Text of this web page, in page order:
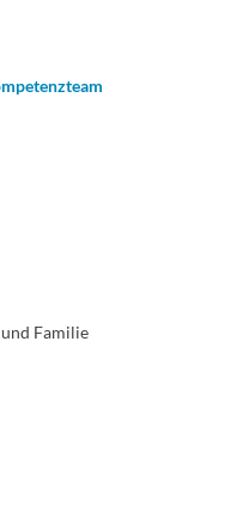
Familie